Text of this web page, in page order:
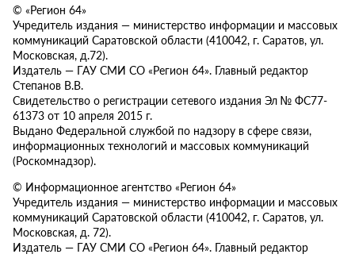
© «Регион 64»
Учредитель издания — министерство информации и массовых
коммуникаций Саратовской области (410042, г. Саратов, ул.
Московская, д.72).
Издатель — ГАУ СМИ СО «Регион 64». Главный редактор
Степанов В.В.
Свидетельство о регистрации сетевого издания Эл № ФС77-
61373 от 10 апреля 2015 г.
Выдано Федеральной службой по надзору в сфере связи,
информационных технологий и массовых коммуникаций
(Роскомнадзор).
© Информационное агентство «Регион 64»
Учредитель издания — министерство информации и массовых
коммуникаций Саратовской области (410042, г. Саратов, ул.
Московская, д. 72).
Издатель — ГАУ СМИ СО «Регион 64». Главный редактор